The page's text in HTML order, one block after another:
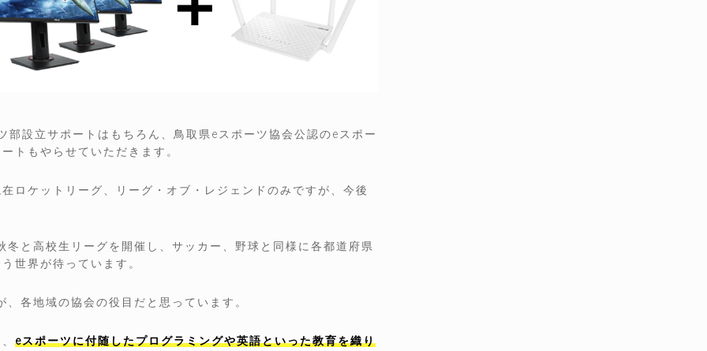
設立サポートはもちろん、鳥取県eスポーツ協会公認のeスポー
トもやらせていただきます。
ロケットリーグ、リーグ・オブ・レジェンドのみですが、今後
と高校生リーグを開催し、サッカー、野球と同様に各都道府県
世界が待っています。
各地域の協会の役目だと思っています。
、eスポーツに付随したプログラミングや英語といった教育を織り